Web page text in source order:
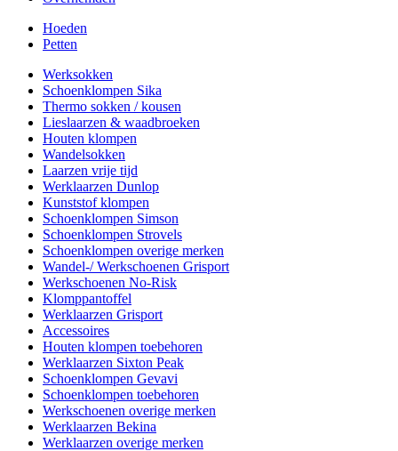
Hoeden
Petten
Werksokken
Schoenklompen Sika
Thermo sokken / kousen
Lieslaarzen & waadbroeken
Houten klompen
Wandelsokken
Laarzen vrije tijd
Werklaarzen Dunlop
Kunststof klompen
Schoenklompen Simson
Schoenklompen Strovels
Schoenklompen overige merken
Wandel-/ Werkschoenen Grisport
Werkschoenen No-Risk
Klomppantoffel
Werklaarzen Grisport
Accessoires
Houten klompen toebehoren
Werklaarzen Sixton Peak
Schoenklompen Gevavi
Schoenklompen toebehoren
Werkschoenen overige merken
Werklaarzen Bekina
Werklaarzen overige merken